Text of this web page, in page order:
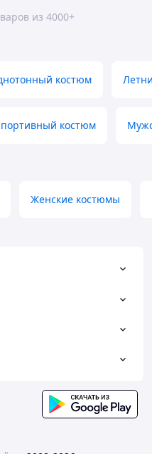
из 4000+
костюм
костюм
Женские костюмы